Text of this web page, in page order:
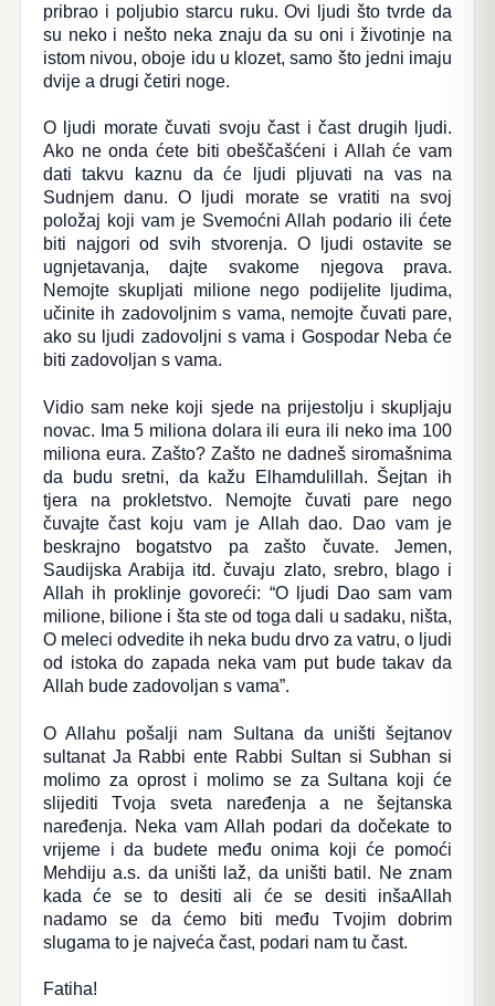
pribrao i poljubio starcu ruku. Ovi ljudi što tvrde da
su neko i nešto neka znaju da su oni i životinje na
istom nivou, oboje idu u klozet, samo što jedni imaju
dvije a drugi četiri noge.
O ljudi morate čuvati svoju čast i čast drugih ljudi.
Ako ne onda ćete biti obeščašćeni i Allah će vam
dati takvu kaznu da će ljudi pljuvati na vas na
Sudnjem danu. O ljudi morate se vratiti na svoj
položaj koji vam je Svemoćni Allah podario ili ćete
biti najgori od svih stvorenja. O ljudi ostavite se
ugnjetavanja, dajte svakome njegova prava.
Nemojte skupljati milione nego podijelite ljudima,
učinite ih zadovoljnim s vama, nemojte čuvati pare,
ako su ljudi zadovoljni s vama i Gospodar Neba će
biti zadovoljan s vama.
Vidio sam neke koji sjede na prijestolju i skupljaju
novac. Ima 5 miliona dolara ili eura ili neko ima 100
miliona eura. Zašto? Zašto ne dadneš siromašnima
da budu sretni, da kažu Elhamdulillah. Šejtan ih
tjera na prokletstvo. Nemojte čuvati pare nego
čuvajte čast koju vam je Allah dao. Dao vam je
beskrajno bogatstvo pa zašto čuvate. Jemen,
Saudijska Arabija itd. čuvaju zlato, srebro, blago i
Allah ih proklinje govoreći: “O ljudi Dao sam vam
milione, bilione i šta ste od toga dali u sadaku, ništa,
O meleci odvedite ih neka budu drvo za vatru, o ljudi
od istoka do zapada neka vam put bude takav da
Allah bude zadovoljan s vama”.
O Allahu pošalji nam Sultana da uništi šejtanov
sultanat Ja Rabbi ente Rabbi Sultan si Subhan si
molimo za oprost i molimo se za Sultana koji će
slijediti Tvoja sveta naređenja a ne šejtanska
naređenja. Neka vam Allah podari da dočekate to
vrijeme i da budete među onima koji će pomoći
Mehdiju a.s. da uništi laž, da uništi batil. Ne znam
kada će se to desiti ali će se desiti inšaAllah
nadamo se da ćemo biti među Tvojim dobrim
slugama to je najveća čast, podari nam tu čast.
Fatiha!